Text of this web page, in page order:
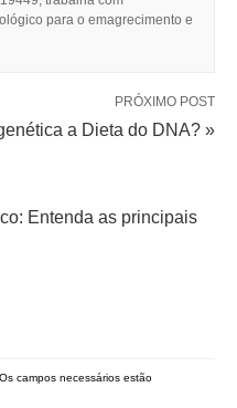
para o emagrecimento e
PRÓXIMO POST
a Dieta do DNA? »
Entenda as principais
Os campos necessários estão